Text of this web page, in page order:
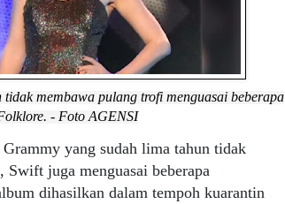
membawa pulang trofi menguasai beberapa
- Foto AGENSI
Grammy yang sudah lima tahun tidak
juga menguasai beberapa
dihasilkan dalam tempoh kuarantin